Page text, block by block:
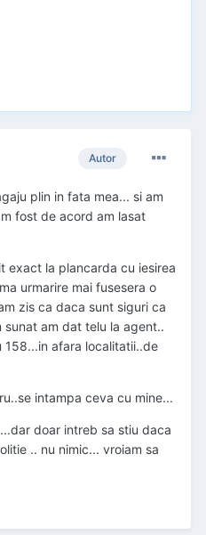
Autor
plin in fata mea... si am
fost de acord am lasat
exact la plancarda cu iesirea
urmarire mai fusesera o
zis ca daca sunt siguri ca
sunat am dat telu la agent..
afara localitatii..de
intampa ceva cu mine...
doar intreb sa stiu daca
.. nu nimic... vroiam sa